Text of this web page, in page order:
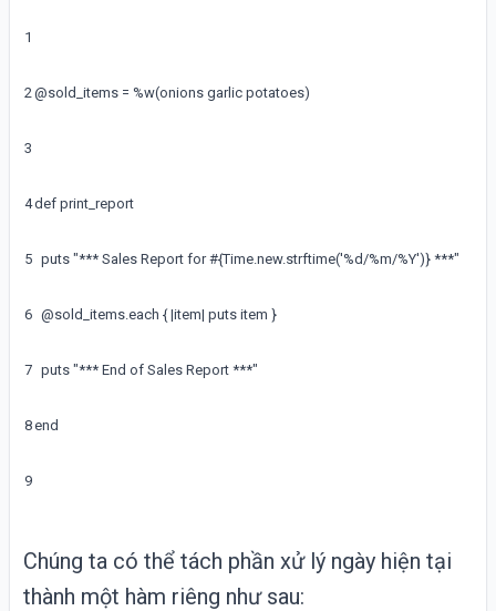
1
2
3
4
5
6
7
8
9
@sold_items = %w(onions garlic potatoes)
def print_report
puts "*** Sales Report for #{Time.new.strftime('%d/%m/%Y')} ***"
@sold_items.each { |item| puts item }
puts "*** End of Sales Report ***"
end
Chúng ta có thể tách phần xử lý ngày hiện tại
thành một hàm riêng như sau: